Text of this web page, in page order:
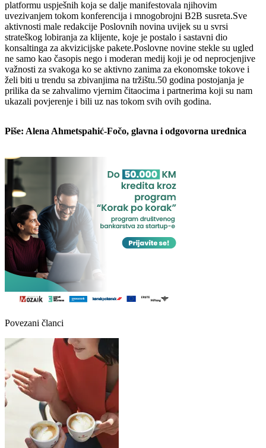
platformu uspješnih koja se dalje manifestovala njihovim
uvezivanjem tokom konferencija i mnogobrojni B2B susreta.Sve
aktivnosti male redakcije Poslovnih novina uvijek su u svrsi
strateškog lobiranja za klijente, koje je postalo i sastavni dio
konsaltinga za akvizicijske pakete.Poslovne novine stekle su ugled
ne samo kao časopis nego i moderan medij koji je od neprocjenjive
važnosti za svakoga ko se aktivno zanima za ekonomske tokove i
želi biti u trendu sa zbivanjima na tržištu.50 godina postojanja je
prilika da se zahvalimo vjernim čitaocima i partnerima koji su nam
ukazali povjerenje i bili uz nas tokom svih ovih godina.
Piše: Alena Ahmetspahić-Fočo, glavna i odgovorna urednica
Povezani članci